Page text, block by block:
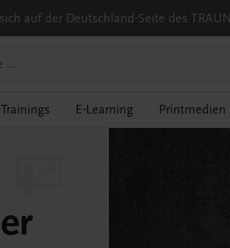
auf der Deutschland-Seite des
E-Learning Printmedien